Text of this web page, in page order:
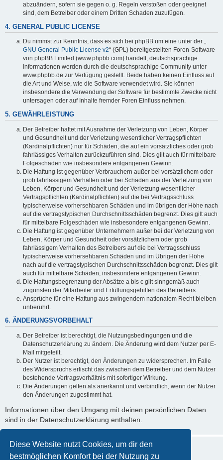
Diese Website nutzt Cookies, um dir den
bestmöglichen Komfort bei der Nutzung zu
abzuändern, sofern sie gegen o. g. Regeln verstoßen oder geeignet
sind, dem Betreiber oder einem Dritten Schaden zuzufügen.
4. GENERAL PUBLIC LICENSE
Du nimmst zur Kenntnis, dass es sich bei phpBB um eine unter der „
GNU General Public License v2“ (GPL) bereitgestellten Foren-Software
von phpBB Limited (www.phpbb.com) handelt; deutschsprachige
Informationen werden durch die deutschsprachige Community unter
www.phpbb.de zur Verfügung gestellt. Beide haben keinen Einfluss auf
die Art und Weise, wie die Software verwendet wird. Sie können
insbesondere die Verwendung der Software für bestimmte Zwecke nicht
untersagen oder auf Inhalte fremder Foren Einfluss nehmen.
5. GEWÄHRLEISTUNG
Der Betreiber haftet mit Ausnahme der Verletzung von Leben, Körper
und Gesundheit und der Verletzung wesentlicher Vertragspflichten
(Kardinalpflichten) nur für Schäden, die auf ein vorsätzliches oder grob
fahrlässiges Verhalten zurückzuführen sind. Dies gilt auch für mittelbare
Folgeschäden wie insbesondere entgangenen Gewinn.
Die Haftung ist gegenüber Verbrauchern außer bei vorsätzlichem oder
grob fahrlässigem Verhalten oder bei Schäden aus der Verletzung von
Leben, Körper und Gesundheit und der Verletzung wesentlicher
Vertragspflichten (Kardinalpflichten) auf die bei Vertragsschluss
typischerweise vorhersehbaren Schäden und im übrigen der Höhe nach
auf die vertragstypischen Durchschnittsschäden begrenzt. Dies gilt auch
für mittelbare Folgeschäden wie insbesondere entgangenen Gewinn.
Die Haftung ist gegenüber Unternehmern außer bei der Verletzung von
Leben, Körper und Gesundheit oder vorsätzlichem oder grob
fahrlässigem Verhalten des Betreibers auf die bei Vertragsschluss
typischerweise vorhersehbaren Schäden und im Übrigen der Höhe
nach auf die vertragstypischen Durchschnittsschäden begrenzt. Dies gilt
auch für mittelbare Schäden, insbesondere entgangenen Gewinn.
Die Haftungsbegrenzung der Absätze a bis c gilt sinngemäß auch
zugunsten der Mitarbeiter und Erfüllungsgehilfen des Betreibers.
Ansprüche für eine Haftung aus zwingendem nationalem Recht bleiben
unberührt.
6. ÄNDERUNGSVORBEHALT
Der Betreiber ist berechtigt, die Nutzungsbedingungen und die
Datenschutzerklärung zu ändern. Die Änderung wird dem Nutzer per E-
Mail mitgeteilt.
Der Nutzer ist berechtigt, den Änderungen zu widersprechen. Im Falle
des Widerspruchs erlischt das zwischen dem Betreiber und dem Nutzer
bestehende Vertragsverhältnis mit sofortiger Wirkung.
Die Änderungen gelten als anerkannt und verbindlich, wenn der Nutzer
den Änderungen zugestimmt hat.
Informationen über den Umgang mit deinen persönlichen Daten
sind in der Datenschutzerklärung enthalten.